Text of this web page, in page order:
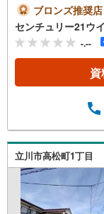
よる）～
ト● 秘密
でスムー
軽にご相
受付中●
お客様に
ございま
す。お問
間 9:00-
なってお
される場
りご希望
が可能で
ブロンズ推奨店
センチュリー21ウ
-.--
立川市高松町1丁目